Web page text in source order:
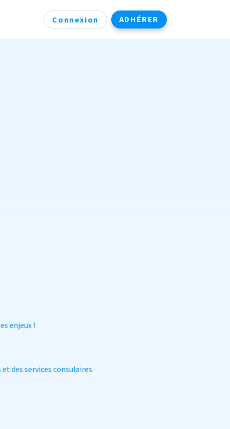
Connexion ADHÉRER
enjeux !
des services consulaires.